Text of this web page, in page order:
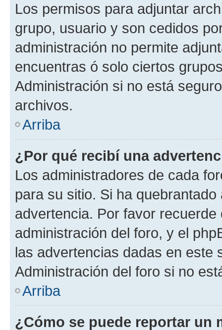
Los permisos para adjuntar
grupo, usuario y son cedidos
administración no permite
encuentras ó solo ciertos
Administración si no está
archivos.
Arriba
¿Por qué recibí una
Los administradores de cada
para su sitio. Si ha
advertencia. Por favor
administración del foro, y el
las advertencias dadas en este
Administración del foro si no
Arriba
¿Cómo se puede reportar un